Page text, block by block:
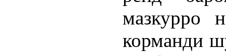
мазкурро
корманди